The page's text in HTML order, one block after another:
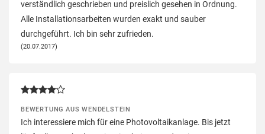
verständlich geschrieben und preislich gesehen in Ordnung.
Alle Installationsarbeiten wurden exakt und sauber
durchgeführt. Ich bin sehr zufrieden.
(20.07.2017)
BEWERTUNG AUS WENDELSTEIN
Ich interessiere mich für eine Photovoltaikanlage. Bis jetzt